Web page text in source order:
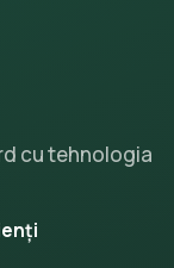
cu tehnologia